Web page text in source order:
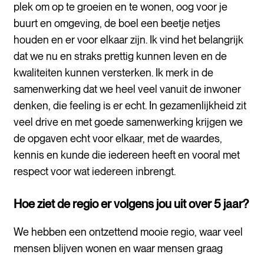
plek om op te groeien en te wonen, oog voor je
buurt en omgeving, de boel een beetje netjes
houden en er voor elkaar zijn. Ik vind het belangrijk
datwe nu en straks prettig kunnen leven en de
kwaliteiten kunnen versterken. Ik merk in de
samenwerking dat we heel veel vanuit de inwoner
denken, die feeling is er echt. In gezamenlijkheid zit
veel driveen met goede samenwerking krijgen we
de opgaven echt voor elkaar, met dewaardes,
kennis en kunde die iedereen heeft en vooral met
respect voor wat iedereen inbrengt.
Hoe ziet de regio er volgens jou uit over 5 jaar?
We hebben een ontzettend mooie regio, waar veel
mensen blijven wonen en waar mensen graag